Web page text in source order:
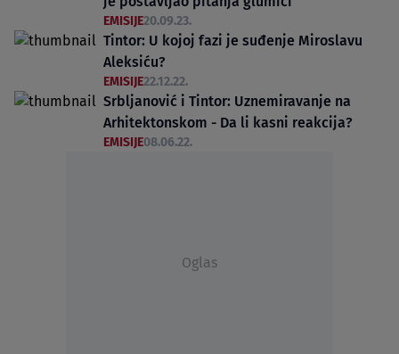
EMISIJE20.09.23.
Tintor: U kojoj fazi je suđenje Miroslavu
Aleksiću?
EMISIJE22.12.22.
Srbljanović i Tintor: Uznemiravanje na
Arhitektonskom - Da li kasni reakcija?
EMISIJE08.06.22.
Oglas